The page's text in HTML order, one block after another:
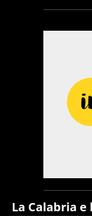
La Calabria e